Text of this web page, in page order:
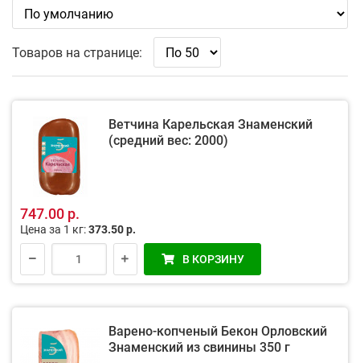
Товаров на странице:
Ветчина Карельская Знаменский
(средний вес: 2000)
747.00 р.
Цена за 1 кг:373.50 р.
В КОРЗИНУ
Варено-копченый Бекон Орловский
Знаменский из свинины 350 г